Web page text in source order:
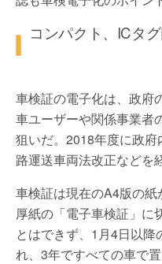
コンパクト、ICタ
車検証の電子化は、政府
車ユーザーや関係事業者
狙いだ。2018年度に政
路運送車両法改正などを
車検証は現在のA4版の
厚紙の「電子車検証」に
とはできず、1月4日以降
れ、3年ですべての車で